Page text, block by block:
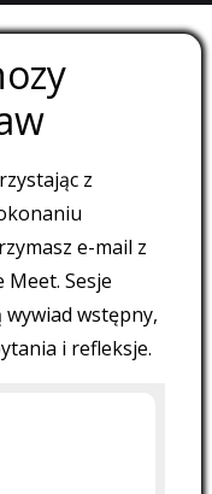
z
e-mail z
Sesje
wstępny,
i refleksje.